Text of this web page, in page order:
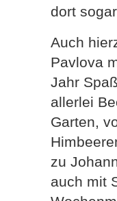
dort
Auch
Pavlova
Jahr
allerlei
Garten,
zu
auch mit